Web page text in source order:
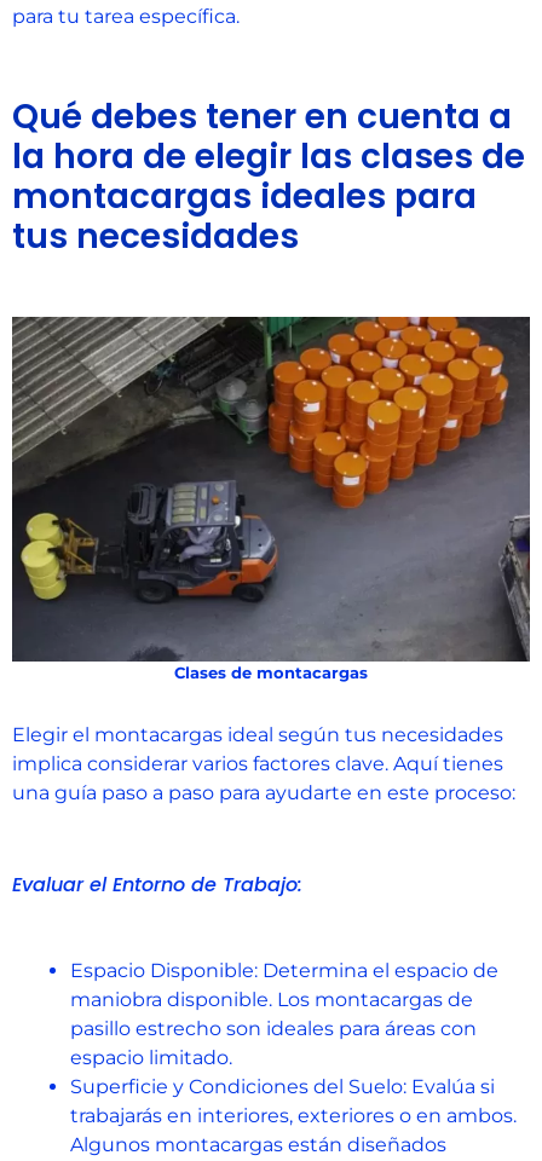
para tu tarea específica.
Qué debes tener en cuenta a
la hora de elegir las clases de
montacargas ideales para
tus necesidades
Clases de montacargas
Elegir el montacargas ideal según tus necesidades
implica considerar varios factores clave. Aquí tienes
una guía paso a paso para ayudarte en este proceso:
Evaluar el Entorno de Trabajo:
Espacio Disponible: Determina el espacio de
maniobra disponible. Los montacargas de
pasillo estrecho son ideales para áreas con
espacio limitado.
Superficie y Condiciones del Suelo: Evalúa si
trabajarás en interiores, exteriores o en ambos.
Algunos montacargas están diseñados